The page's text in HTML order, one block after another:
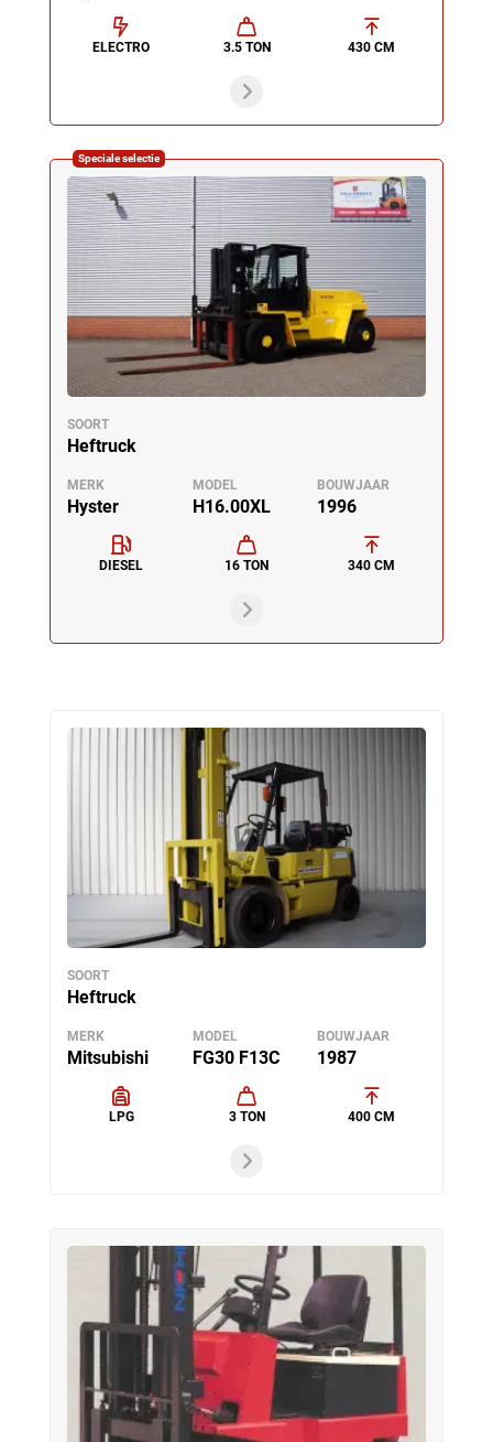
ELECTRO 3.5 TON 430 CM
SOORT
Heftruck
MERK
Hyster
MODEL
H16.00XL
BOUWJAAR
1996
DIESEL 16 TON 340 CM
SOORT
Heftruck
MERK
Mitsubishi
MODEL
FG30 F13C
BOUWJAAR
1987
LPG 3 TON 400 CM